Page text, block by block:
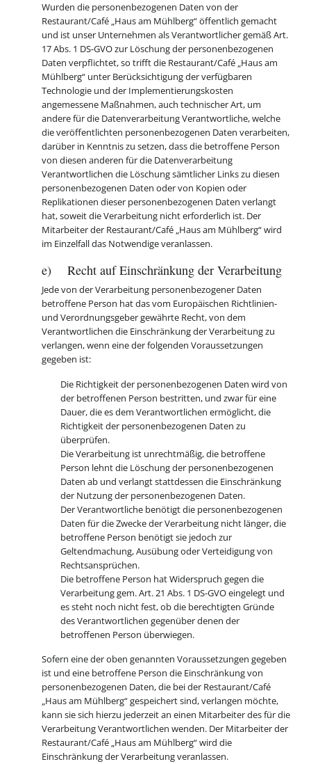
Wurden die personenbezogenen Daten von der
Restaurant/Café „Haus am Mühlberg“ öffentlich gemacht
und ist unser Unternehmen als Verantwortlicher gemäß Art.
17 Abs. 1 DS-GVO zur Löschung der personenbezogenen
Daten verpflichtet, so trifft die Restaurant/Café „Haus am
Mühlberg“ unter Berücksichtigung der verfügbaren
Technologie und der Implementierungskosten
angemessene Maßnahmen, auch technischer Art, um
andere für die Datenverarbeitung Verantwortliche, welche
die veröffentlichten personenbezogenen Daten verarbeiten,
darüber in Kenntnis zu setzen, dass die betroffene Person
von diesen anderen für die Datenverarbeitung
Verantwortlichen die Löschung sämtlicher Links zu diesen
personenbezogenen Daten oder von Kopien oder
Replikationen dieser personenbezogenen Daten verlangt
hat, soweit die Verarbeitung nicht erforderlich ist. Der
Mitarbeiter der Restaurant/Café „Haus am Mühlberg“ wird
im Einzelfall das Notwendige veranlassen.
e) Recht auf Einschränkung der Verarbeitung
Jede von der Verarbeitung personenbezogener Daten
betroffene Person hat das vom Europäischen Richtlinien-
und Verordnungsgeber gewährte Recht, von dem
Verantwortlichen die Einschränkung der Verarbeitung zu
verlangen, wenn eine der folgenden Voraussetzungen
gegeben ist:
Die Richtigkeit der personenbezogenen Daten wird von
der betroffenen Person bestritten, und zwar für eine
Dauer, die es dem Verantwortlichen ermöglicht, die
Richtigkeit der personenbezogenen Daten zu
überprüfen.
Die Verarbeitung ist unrechtmäßig, die betroffene
Person lehnt die Löschung der personenbezogenen
Daten ab und verlangt stattdessen die Einschränkung
der Nutzung der personenbezogenen Daten.
Der Verantwortliche benötigt die personenbezogenen
Daten für die Zwecke der Verarbeitung nicht länger, die
betroffene Person benötigt sie jedoch zur
Geltendmachung, Ausübung oder Verteidigung von
Rechtsansprüchen.
Die betroffene Person hat Widerspruch gegen die
Verarbeitung gem. Art. 21 Abs. 1 DS-GVO eingelegt und
es steht noch nicht fest, ob die berechtigten Gründe
des Verantwortlichen gegenüber denen der
betroffenen Person überwiegen.
Sofern eine der oben genannten Voraussetzungen gegeben
ist und eine betroffene Person die Einschränkung von
personenbezogenen Daten, die bei der Restaurant/Café
„Haus am Mühlberg“ gespeichert sind, verlangen möchte,
kann sie sich hierzu jederzeit an einen Mitarbeiter des für die
Verarbeitung Verantwortlichen wenden. Der Mitarbeiter der
Restaurant/Café „Haus am Mühlberg“ wird die
Einschränkung der Verarbeitung veranlassen.